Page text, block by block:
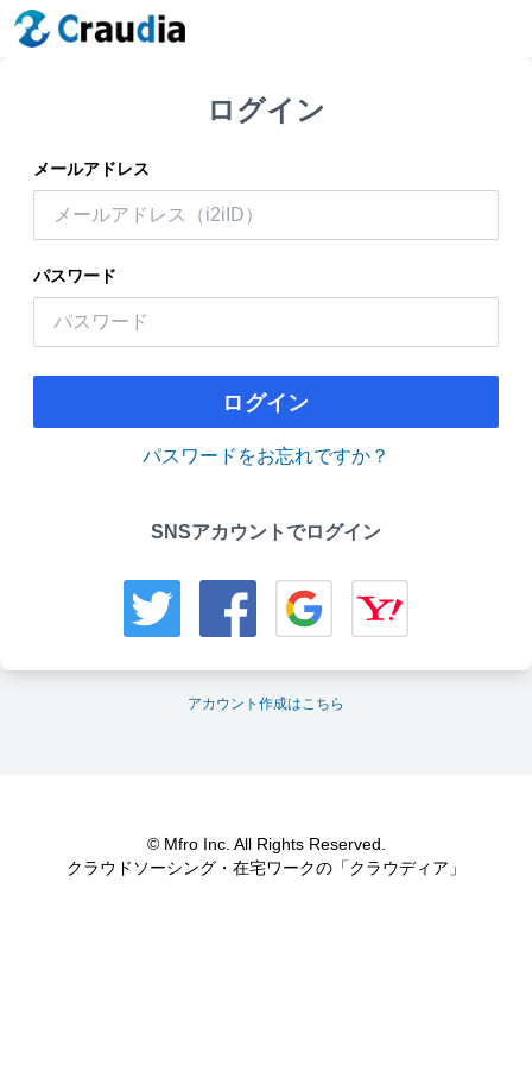
ログイン
メールアドレス
パスワード
ログイン
パスワードをお忘れですか？
SNSアカウントでログイン
アカウント作成はこちら
© Mfro Inc. All Rights Reserved.
クラウドソーシング・在宅ワークの「クラウディア」